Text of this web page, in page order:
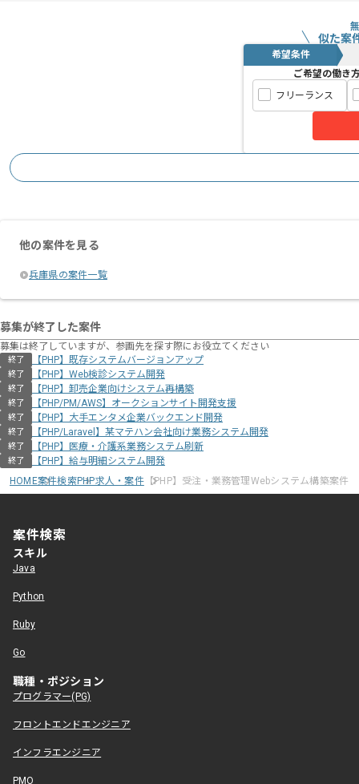
似た案
希望条件
ご希望の働き
フリーランス
他の案件を見る
兵庫県の案件一覧
募集が終了した案件
募集は終了していますが、参画先を探す際にお役立てください
終了 【PHP】既存システムバージョンアップ
終了 【PHP】Web検診システム開発
終了 【PHP】卸売企業向けシステム再構築
終了 【PHP/PM/AWS】オークションサイト開発支援
終了 【PHP】大手エンタメ企業バックエンド開発
終了 【PHP/Laravel】某マテハン会社向け業務システム開発
終了 【PHP】医療・介護系業務システム刷新
終了
【PHP】給与明細システム開発
HOME案件検索PHP求人・案件【PHP】受注・業務管理Webシステム構築案件
案件検索
スキル
Java
Python
Ruby
Go
職種・ポジション
プログラマー(PG)
フロントエンドエンジニア
インフラエンジニア
PMO